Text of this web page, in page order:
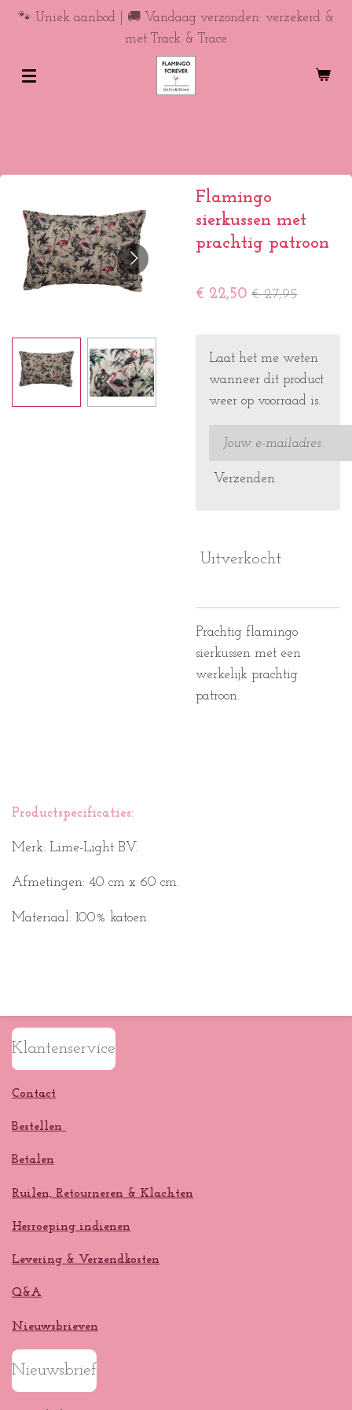
Ga🐾 Uniek aanbod | 🚚 Vandaag verzonden: verzekerd &
met Track & Trace
Flamingo
sierkussen met
prachtig patroon
€ 22,50 € 27,95
Laat het me weten
wanneer dit product
weer op voorraad is.
Verzenden
Uitverkocht
Prachtig flamingo
sierkussen met een
werkelijk prachtig
patroon.
Productspecificaties:
Merk: Lime-Light B.V.
Afmetingen: 40 cm x 60 cm.
Materiaal: 100% katoen.
Klantenservice
Contact
Bestellen
Betalen
Ruilen, Retourneren & Klachten
Herroeping indienen
Levering & Verzendkosten
Q&A
Nieuwsbrieven
Nieuwsbrief